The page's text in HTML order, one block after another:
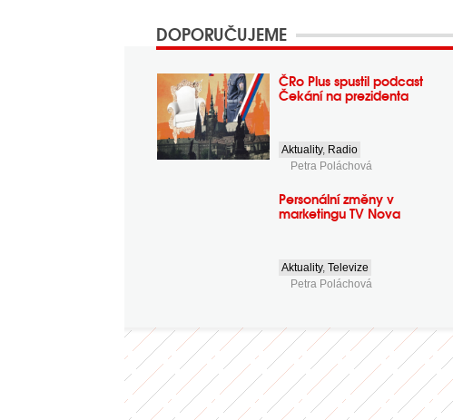
DOPORUČUJEME
ČRo Plus spustil podcast
Čekání na prezidenta
Aktuality, Radio
Petra Poláchová
Personální změny v
marketingu TV Nova
Aktuality,Televize
Petra Poláchová